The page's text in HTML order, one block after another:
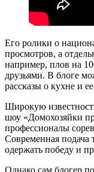
Его ролики о
просмотров, а
например, плов на
друзьями. В блоге
рассказы о кухне и
Широкую
шоу «Домохозяйки
профессионалы
Современная подача
одержать победу и
Однако сам блогер